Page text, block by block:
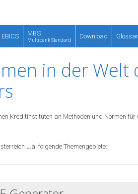
EBICS MBS
Multibank Standard Download Glossar
in der Welt
Kreditinstituten an Methoden und Normen für
u.a. folgende Themengebiete: